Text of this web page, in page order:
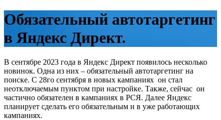
Обязательный автотаргетинг
в Яндекс Директ.
В сентябре 2023 года в Яндекс Директ появилось несколько
новинок. Одна из них – обязательный автотаргетинг на
поиске. С 28го сентября в новых кампаниях он стал
неотключаемым пунктом при настройке. Также, сейчас он
частично обязателен в кампаниях в РСЯ. Далее Яндекс
планирует сделать его обязательным и в уже работающих
кампаниях.